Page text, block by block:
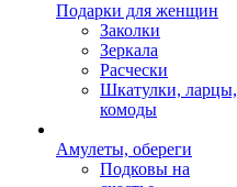
Подарки для женщин
Заколки
Зеркала
Расчески
Шкатулки, ларцы,
комоды
Амулеты, обереги
Подковы на